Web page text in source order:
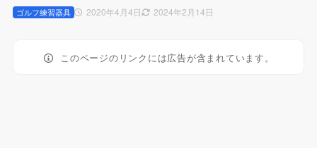
2020年4月4日 2024年2月14日
ゴルフ練習器具
このページのリンクには広告が含まれています。